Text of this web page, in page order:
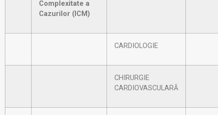
Complexitate a
Cazurilor (ICM)
CARDIOLOGIE
CHIRURGIE
CARDIOVASCULARĂ